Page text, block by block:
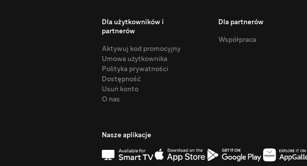
Dla użytkowników i
partnerów
Aktywuj kod promocyjny
Umowa użytkownika
Polityka prywatności
Dostępność
Usuń konto
O nas
Dla partnerów
Współpraca
Nasze aplikacje